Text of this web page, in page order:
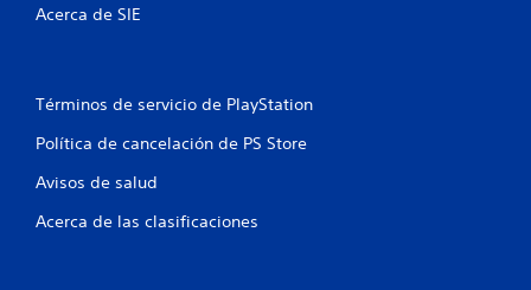
Acerca de SIE
Términos de servicio de PlayStation
Política de cancelación de PS Store
Avisos de salud
Acerca de las clasificaciones